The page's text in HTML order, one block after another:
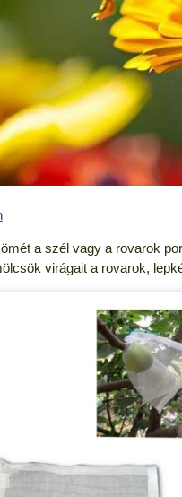
a szél vagy a rovarok
virágait a rovarok,